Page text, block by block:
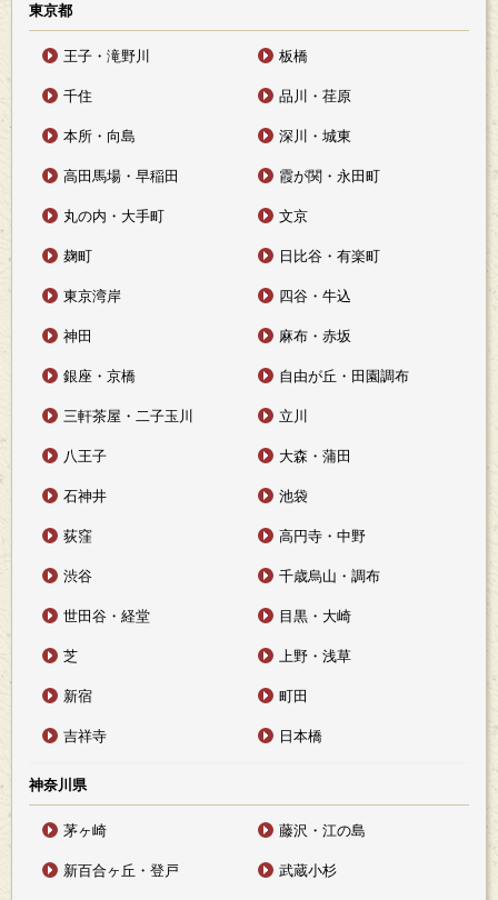
東京都
王子・滝野川 板橋
千住 品川・荏原
本所・向島 深川・城東
高田馬場・早稲田 霞が関・永田町
丸の内・大手町 文京
麹町 日比谷・有楽町
東京湾岸 四谷・牛込
神田 麻布・赤坂
銀座・京橋 自由が丘・田園調布
三軒茶屋・二子玉川 立川
八王子 大森・蒲田
石神井 池袋
荻窪 高円寺・中野
渋谷 千歳烏山・調布
世田谷・経堂 目黒・大崎
芝 上野・浅草
新宿 町田
吉祥寺 日本橋
神奈川県
茅ヶ崎 藤沢・江の島
新百合ヶ丘・登戸 武蔵小杉